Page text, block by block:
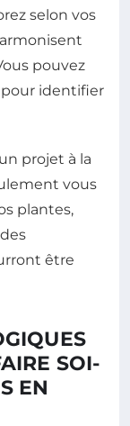
selon vos
pouvez
identifier
projet à la
vous
plantes,
être
SOI-
EN